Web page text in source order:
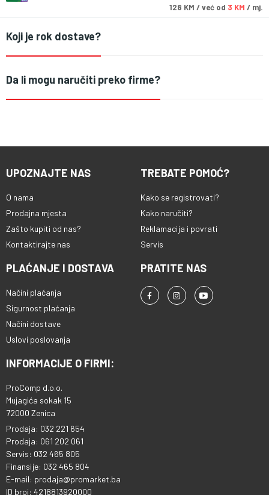
128 KM / već od 3 KM / mj.
Koji je rok dostave?
Da li mogu naručiti preko firme?
UPOZNAJTE NAS
O nama
Prodajna mjesta
Zašto kupiti od nas?
Kontaktirajte nas
TREBATE POMOĆ?
Kako se registrovati?
Kako naručiti?
Reklamacija i povrati
Servis
PLAĆANJE I DOSTAVA
Načini plaćanja
Sigurnost plaćanja
Načini dostave
Uslovi poslovanja
PRATITE NAS
INFORMACIJE O FIRMI:
ProComp d.o.o.
Mujagića sokak 15
72000 Zenica
Prodaja: 032 221 654
Prodaja: 061 202 061
Servis: 032 465 805
Finansije: 032 465 804
E-mail: prodaja@promarket.ba
ID broj: 4218813920000